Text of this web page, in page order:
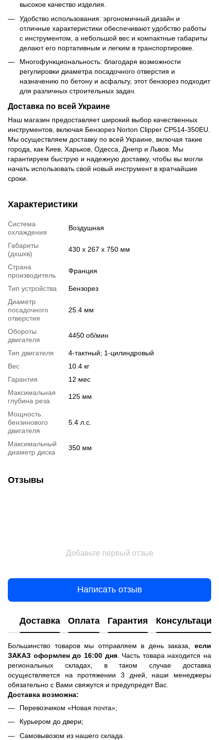
высокое качество изделия.
Удобство использования: эргономичный дизайн и
отличные характеристики обеспечивают удобство работы
с инструментом, а небольшой вес и компактные габариты
делают его портативным и легким в транспортировке.
Многофункциональность: благодаря возможности
регулировки диаметра посадочного отверстия и
назначению по бетону и асфальту, этот бензорез подходит
для различных строительных задач.
Доставка по всей Украине
Наш магазин предоставляет широкий выбор качественных
инструментов, включая Бензорез Norton Clipper CP514-350EU.
Мы осуществляем доставку по всей Украине, включая такие
города, как Киев, Харьков, Одесса, Днепр и Львов. Мы
гарантируем быструю и надежную доставку, чтобы вы могли
начать использовать свой новый инструмент в кратчайшие
сроки.
Характеристики
Система
охлаждения
Воздушная
Габариты
(дхшхв)
430 х 267 х 750 мм
Страна
производитель
Франция
Тип устройства
Бензорез
Диаметр
посадочного
отверстия
25.4 мм
Обороты
двигателя
4450 об/мин
Тип двигателя
4-тактный; 1-цилиндровый
Вес
10.4 кг
Гарантия
12 мес
Максимальная
глубина реза
125 мм
Мощность
бензинового
двигателя
5.4 л.с.
Максимальный
диаметр диска
350 мм
Отзывы
Добавьте первый отзыв
Написать отзыв
Доставка Оплата Гарантия Консультация
Большинство товаров мы отправляем в день заказа, если
ЗАКАЗ оформлен до 16:00 дня. Часть товара находится на
региональных складах, в таком случае доставка
осуществляется на протяжении 3 дней, наши менеджеры
обязательно с Вами свяжутся и предупредят Вас.
Доставка возможна:
Перевозчиком «Новая почта»;
Курьером до двери;
Самовывозом из нашего склада.